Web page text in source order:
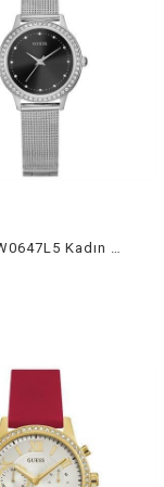
Guess GUW0647L5 Kadın Kol Saati